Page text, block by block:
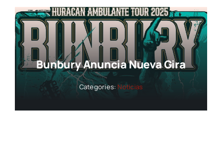
Bunbury Anuncia Nueva Gira
Categories: Noticias